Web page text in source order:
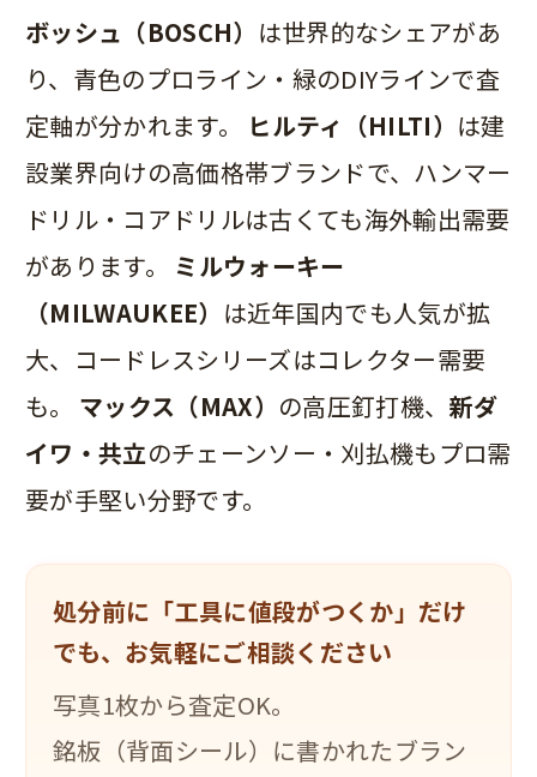
ボッシュ（BOSCH） は世界的なシェアがあ
り、青色のプロライン・緑のDIYラインで査
定軸が分かれます。
ヒルティ（HILTI） は建
設業界向けの高価格帯ブランドで、ハンマー
ドリル・コアドリルは古くても海外輸出需要
があります。 ミルウォーキー
（MILWAUKEE） は近年国内でも人気が拡
大、コードレスシリーズはコレクター需要
も。 マックス（MAX） の高圧釘打機、 新ダ
イワ・共立のチェーンソー・刈払機もプロ需
要が手堅い分野です。
処分前に「工具に値段がつくか」だけ
でも、お気軽にご相談ください
写真1枚から査定OK。
銘板（背面シール）に書かれたブラン